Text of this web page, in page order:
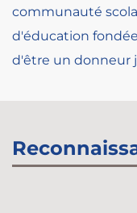
communauté
d'éducation
d'être un donneur